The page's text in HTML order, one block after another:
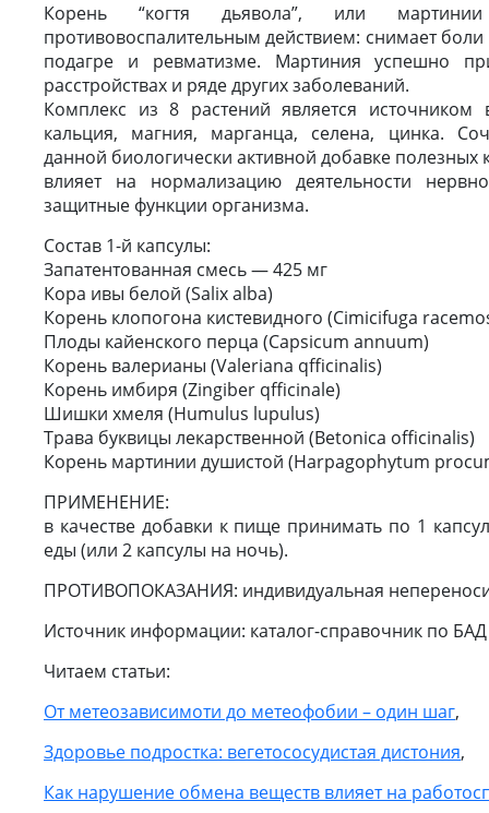
Корень “когтя дьявола”, или
противовоспалительным действием: снимает боли
подагре и ревматизме. Мартиния успешно
расстройствах и ряде других заболеваний.
Комплекс из 8 растений является
кальция, магния, марганца, селена, цинка.
данной биологически активной добавке полезных
влияет на нормализацию деятельности
защитные функции организма.
Состав 1-й капсулы:
Запатентованная смесь — 425 мг
Кора ивы белой (Salix alba)
Корень клопогона кистевидного (Cimicifuga
Плоды кайенского перца (Capsicum annuum)
Корень валерианы (Valeriana qfficinalis)
Корень имбиря (Zingiber qfficinale)
Шишки хмеля (Humulus lupulus)
Трава буквицы лекарственной (Betonica officinalis)
Корень мартинии душистой (Harpagophytum
ПРИМЕНЕНИЕ:
в качестве добавки к пище принимать по 1
еды (или 2 капсулы на ночь).
ПРОТИВОПОКАЗАНИЯ: индивидуальная
Источник информации: каталог-справочник по БАД
Читаем статьи:
От метеозависимоти до метеофобии – один шаг,
Здоровье подростка: вегетососудистая дистония,
Как нарушение обмена веществ влияет на